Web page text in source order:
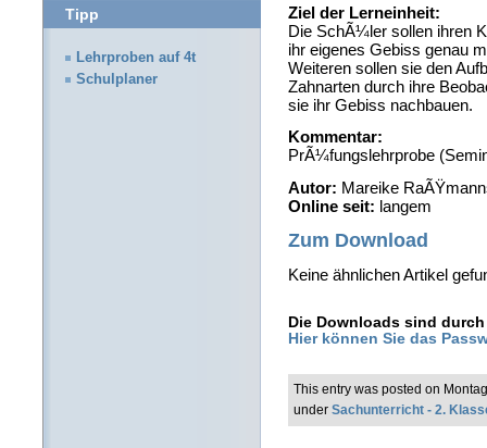
Ziel der Lerneinheit:
Die SchÃ¼ler sollen ihren
ihr eigenes Gebiss genau
Weiteren sollen sie den
Zahnarten durch ihre
sie ihr Gebiss nachbauen.
Kommentar:
PrÃ¼fungslehrprobe
Autor: Mareike
Online seit: langem
Zum Download
Keine ähnlichen Artikel
Die Downloads sind
Hier können Sie das
This entry was posted on
under Sachunterricht - 2.
Tipp
Lehrproben auf 4t
Schulplaner